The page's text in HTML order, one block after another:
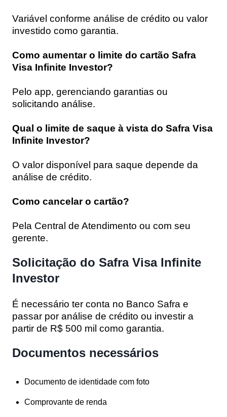
Variável conforme análise de crédito ou valor
investido como garantia.
Como aumentar o limite do cartão Safra
Visa Infinite Investor?
Pelo app, gerenciando garantias ou
solicitando análise.
Qual o limite de saque à vista do Safra Visa
Infinite Investor?
O valor disponível para saque depende da
análise de crédito.
Como cancelar o cartão?
Pela Central de Atendimento ou com seu
gerente.
Solicitação do Safra Visa Infinite
Investor
É necessário ter conta no Banco Safra e
passar por análise de crédito ou investir a
partir de R$ 500 mil como garantia.
Documentos necessários
Documento de identidade com foto
Comprovante de renda